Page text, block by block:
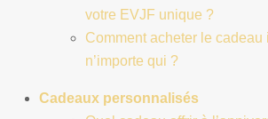
votre EVJF unique ?
Comment acheter le cadeau
n’importe qui ?
Cadeaux personnalisés